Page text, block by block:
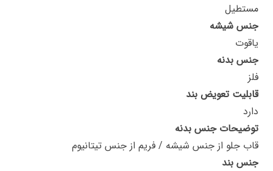
مستطیل
جنس شیشه
یاقوت
جنس بدنه
فلز
قابلیت تعویض بند
دارد
توضیحات جنس بدنه
قاب جلو از جنس شیشه / فریم از جنس تیتانیوم
جنس بند